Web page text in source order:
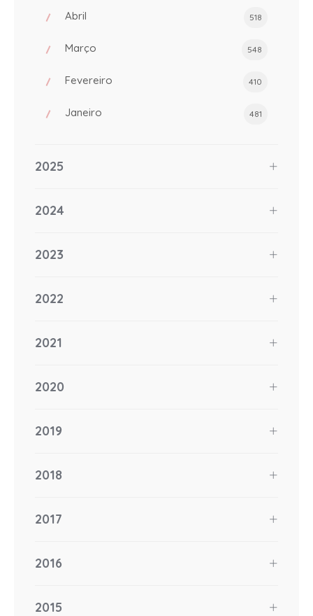
Abril 518
Março 548
Fevereiro 410
Janeiro 481
2025
2024
2023
2022
2021
2020
2019
2018
2017
2016
2015